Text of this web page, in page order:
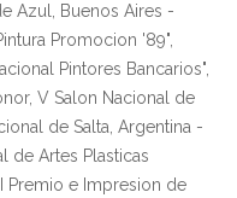
Azul, Buenos Aires -
Promocion '89",
Pintores Bancarios",
V Salon Nacional de
de Salta, Argentina -
de Artes Plasticas
Premio e Impresion de